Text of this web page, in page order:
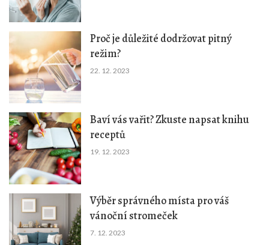
Proč je důležité dodržovat pitný
režim?
22. 12. 2023
Baví vás vařit? Zkuste napsat knihu
receptů
19. 12. 2023
Výběr správného místa pro váš
vánoční stromeček
7. 12. 2023